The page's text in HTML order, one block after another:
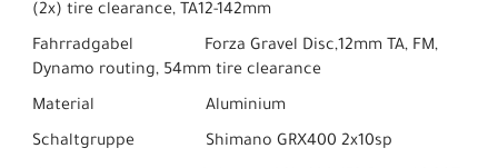
(2x) tire clearance, TA12-142mm
Fahrradgabel Forza Gravel Disc,12mm TA, FM,
Dynamo routing, 54mm tire clearance
Material Aluminium
Schaltgruppe Shimano GRX400 2x10sp